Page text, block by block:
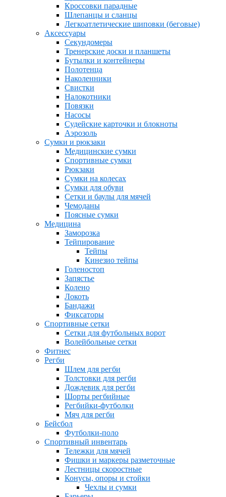
Кроссовки парадные
Шлепанцы и сланцы
Легкоатлетические шиповки (беговые)
Аксессуары
Секундомеры
Тренерские доски и планшеты
Бутылки и контейнеры
Полотенца
Наколенники
Свистки
Налокотники
Повязки
Насосы
Судейские карточки и блокноты
Аэрозоль
Сумки и рюкзаки
Медицинские сумки
Спортивные сумки
Рюкзаки
Сумки на колесах
Сумки для обуви
Сетки и баулы для мячей
Чемоданы
Поясные сумки
Медицина
Заморозка
Тейпирование
Тейпы
Кинезио тейпы
Голеностоп
Запястье
Колено
Локоть
Бандажи
Фиксаторы
Спортивные сетки
Сетки для футбольных ворот
Волейбольные сетки
Фитнес
Регби
Шлем для регби
Толстовки для регби
Дождевик для регби
Шорты регбийные
Регбийки-футболки
Мяч для регби
Бейсбол
Футболки-поло
Спортивный инвентарь
Тележки для мячей
Фишки и маркеры разметочные
Лестницы скоростные
Конусы, опоры и стойки
Чехлы и сумки